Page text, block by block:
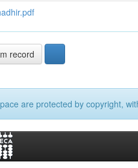
record
are protected by copyright,